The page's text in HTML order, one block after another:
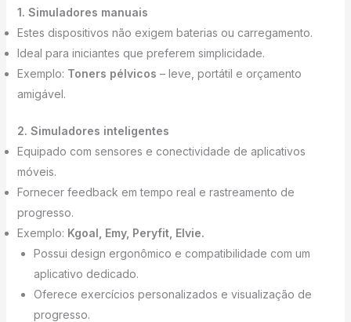
1. Simuladores manuais
Estes dispositivos não exigem baterias ou carregamento.
Ideal para iniciantes que preferem simplicidade.
Exemplo: Toners pélvicos – leve, portátil e orçamento
amigável.
2. Simuladores inteligentes
Equipado com sensores e conectividade de aplicativos
móveis.
Fornecer feedback em tempo real e rastreamento de
progresso.
Exemplo: Kgoal, Emy, Peryfit, Elvie.
Possui design ergonômico e compatibilidade com um
aplicativo dedicado.
Oferece exercícios personalizados e visualização de
progresso.